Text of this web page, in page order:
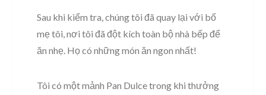
Sau khi kiểm tra, chúng tôi đã quay lại với bố
mẹ tôi, nơi tôi đã đột kích toàn bộ nhà bếp để
ăn nhẹ. Họ có những món ăn ngon nhất!
Tôi có một mảnh Pan Dulce trong khi thưởng